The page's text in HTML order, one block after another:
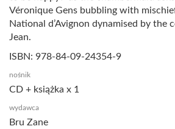
Véronique Gens bubbling with
National d’Avignon dynamised by the
Jean.
ISBN: 978-84-09-24354-9
nośnik
CD + książka x 1
wydawca
Bru Zane